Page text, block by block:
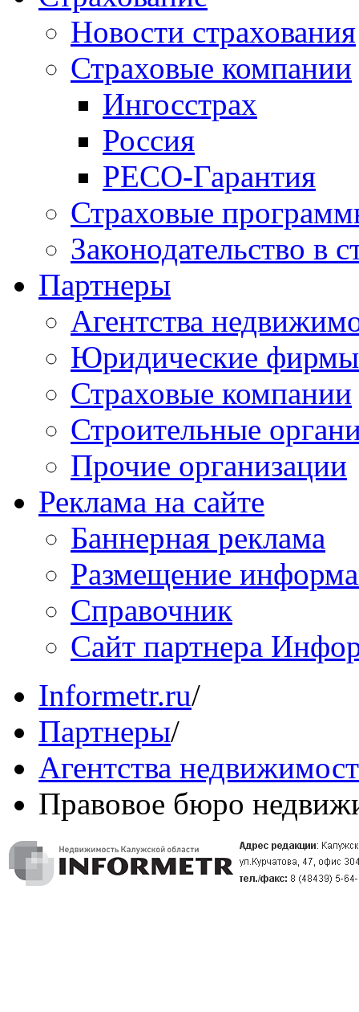
Новости страхования
Страховые компании
Ингосстрах
Россия
РЕСО-Гарантия
Страховые
Законодательство в
Партнеры
Агентства
Юридические фирмы
Страховые компании
Строительные
Прочие организации
Реклама на сайте
Баннерная реклама
Размещение
Справочник
Сайт партнера
Informetr.ru/
Партнеры/
Агентства
Правовое бюро